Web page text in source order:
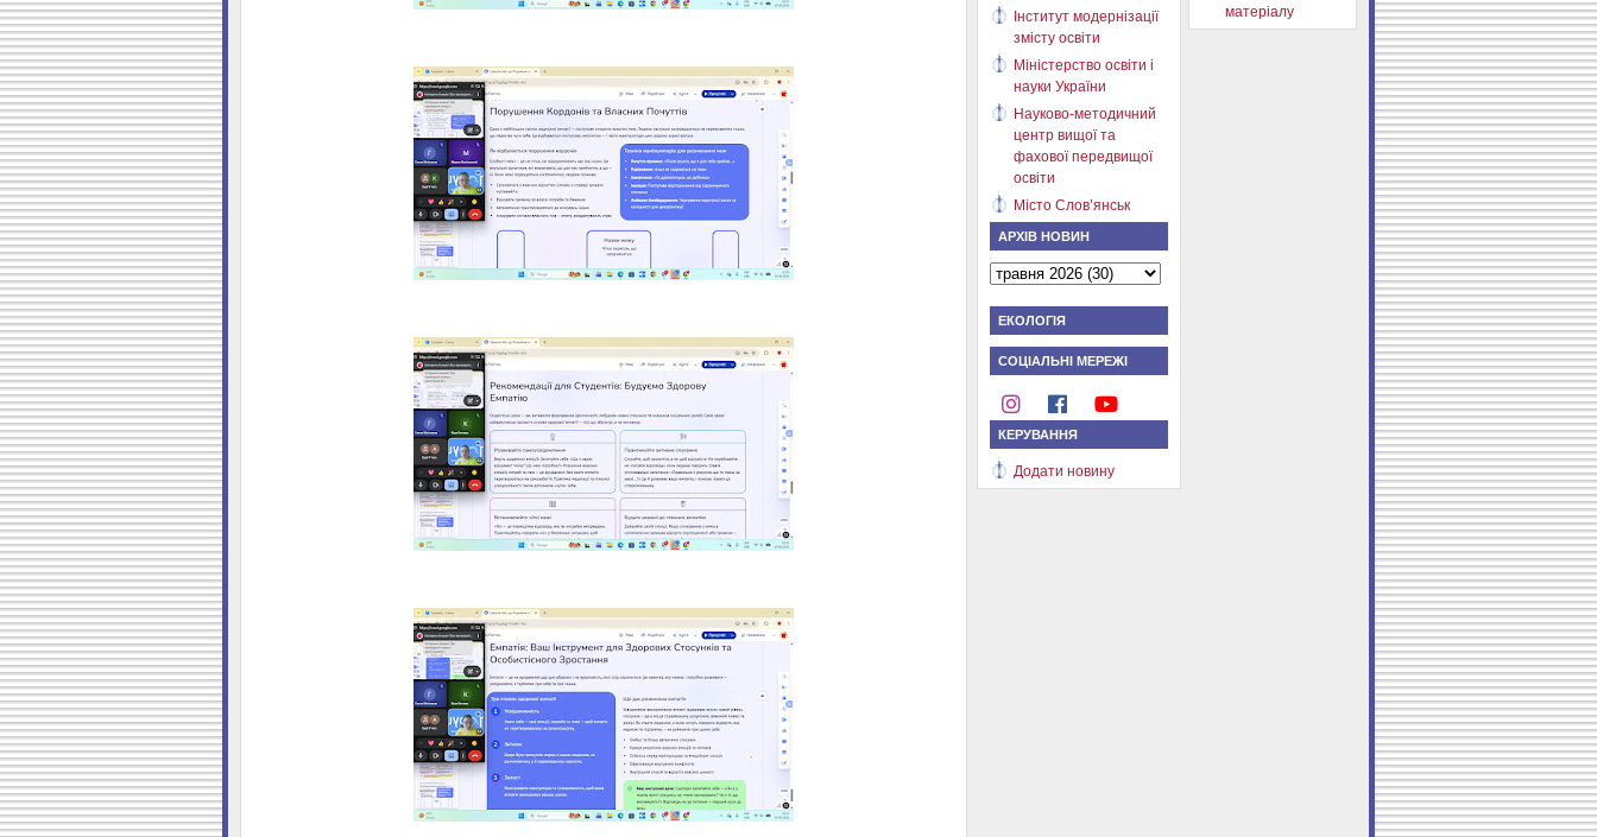
Інститут модернізації
змісту освіти
Міністерство освіти і
науки України
Науково-методичний
центр вищої та
фахової передвищої
освіти
Місто Слов’янськ
АРХІВ НОВИН
ЕКОЛОГІЯ
СОЦІАЛЬНІ МЕРЕЖІ
КЕРУВАННЯ
Додати новину
матеріалу